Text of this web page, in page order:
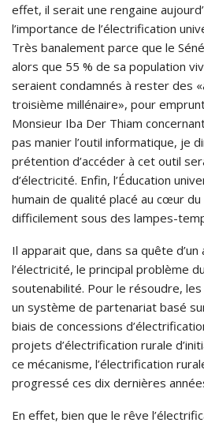
effet, il serait une rengaine
l’importance de l’électrification
Très banalement parce que le
alors que 55 % de sa population
seraient condamnés à rester des
troisième millénaire», pour
Monsieur Iba Der Thiam
pas manier l’outil informatique, je
prétention d’accéder à cet outil
d’électricité. Enfin, l’Éducation
humain de qualité placé au cœur
difficilement sous des lampes-
Il apparait que, dans sa quête d’un
l’électricité, le principal problème
soutenabilité. Pour le résoudre,
un système de partenariat basé
biais de concessions
projets d’électrification rurale
ce mécanisme, l’électrification
progressé ces dix dernières
En effet, bien que le rêve